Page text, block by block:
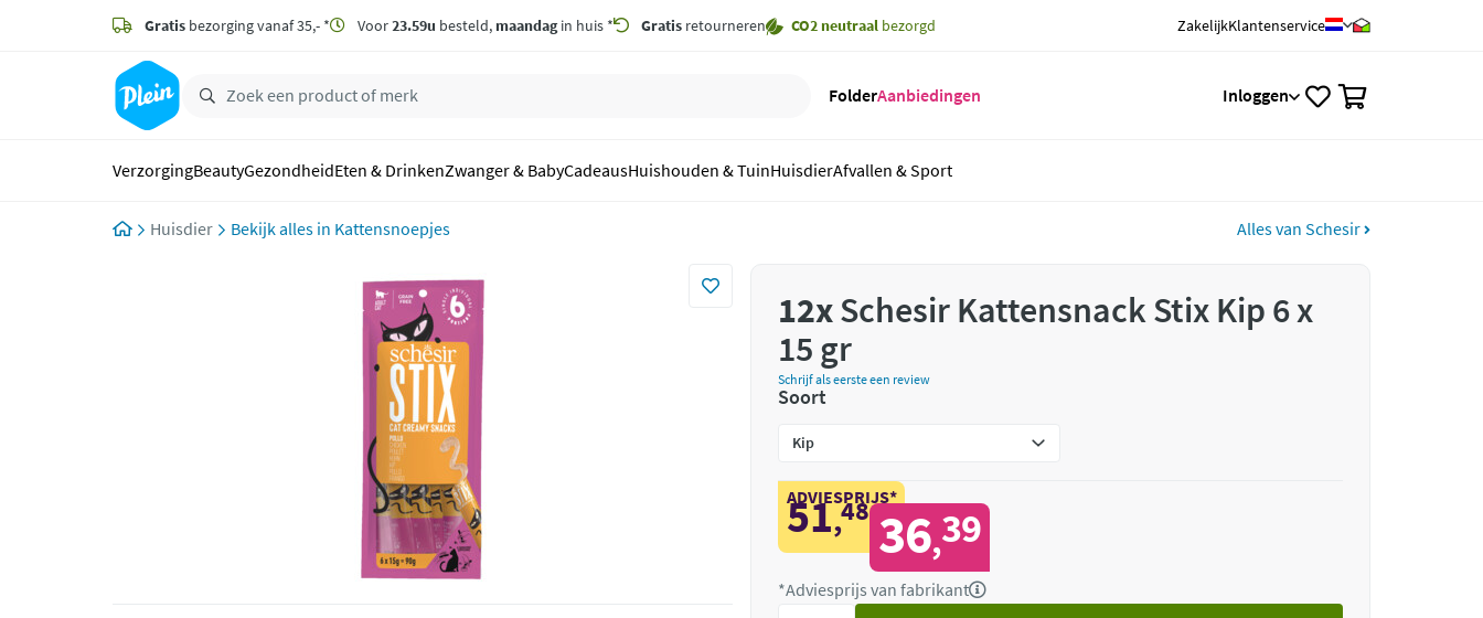
zoeken
hoofdinhoud
Gratis bezorging vanaf 35,- * Voor23.59u besteld, maandagin huis * Gratis retourneren CO2 neutraal bezorgd ZakelijkKlantenservice
FolderAanbiedingen Inloggen
VerzorgingBeautyGezondheidEten & DrinkenZwanger & BabyCadeausHuishouden & TuinHuisdierAfvallen & Sport
Huisdier Kattensnoepjes Alles van Schesir
12xSchesir Kattensnack Stix Kip 6 x
15 gr
Schrijf als eerste een review
Soort
ADVIESPRIJS*
51,48 36,39
*Adviesprijs van fabrikant